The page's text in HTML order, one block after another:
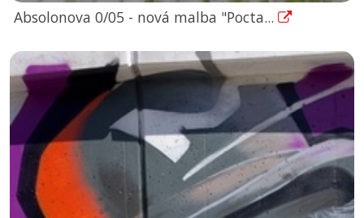
Absolonova 0/05 - nová malba "Pocta...